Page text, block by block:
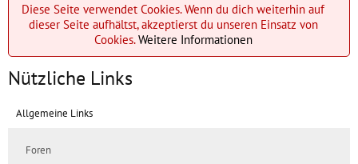
Diese Seite verwendet Cookies. Wenn du dich weiterhin auf
dieser Seite aufhältst, akzeptierst du unseren Einsatz von
Cookies.Weitere Informationen
Nützliche Links
Allgemeine Links
Foren